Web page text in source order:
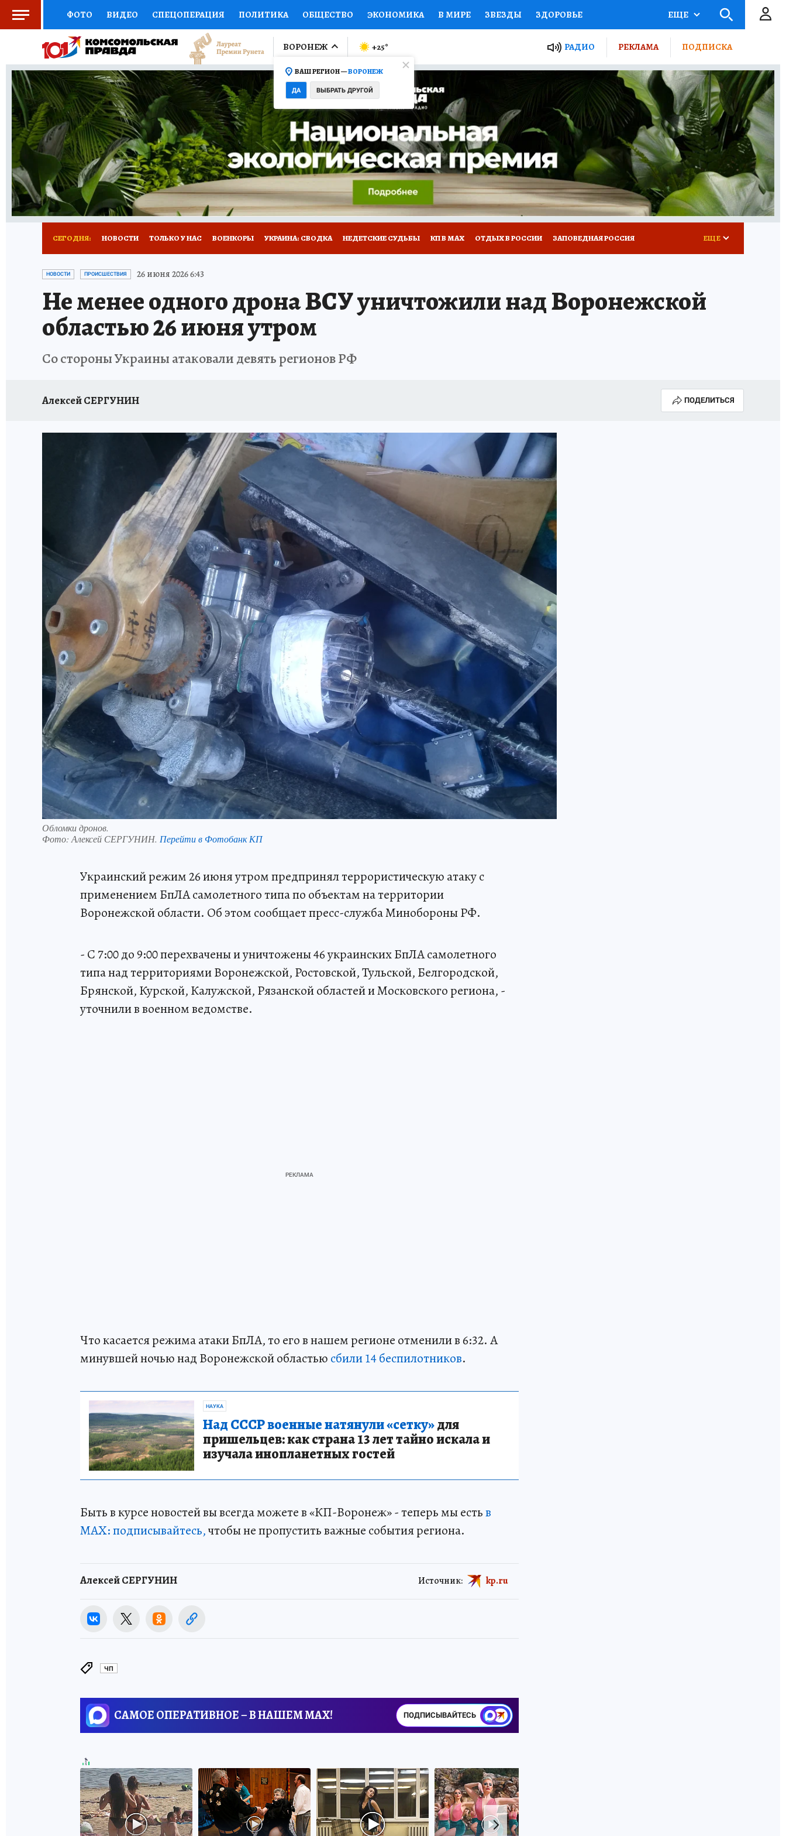
ФОТО ВИДЕО СПЕЦОПЕРАЦИЯ ПОЛИТИКА ОБЩЕСТВО ЭКОНОМИКА В МИРЕ ЗВЕЗДЫ ЗДОРОВЬЕ
СОЦПОДДЕРЖКА НАУКА СПОРТ КОЛУМНИСТЫ ПРОИСШЕСТВИЯ НАЦИОНАЛЬНЫЕ ПРОЕКТЫ РОССИИ
ВЫБОР ЭКСПЕРТОВ ДОКТОР ФИНАНСЫ ОТКРЫВАЕМ МИР Я ЗНАЮ СЕМЬЯ ЖЕНСКИЕ СЕКРЕТЫ ПУТЕВОДИТЕЛЬ
КНИЖНАЯ ПОЛКА ПРОГНОЗЫ НА СПОРТ ПРОМОКОДЫ СЕРИАЛЫ СПЕЦПРОЕКТЫ ДЕФИЦИТ ЖЕЛЕЗА ТУРИЗМ
ПРЕСС-ЦЕНТР НЕДВИЖИМОСТЬ ТЕЛЕВИЗОР КОЛЛЕКЦИИ КОНКУРСЫ РАБОТА У НАС ГИД ПОТРЕБИТЕЛЯ ВСЕ О КП
РАДИО КП РЕКЛАМА ТЕСТЫ НОВОЕ НА САЙТЕ
ЕЩЕ
ВОРОНЕЖ
ВАШ РЕГИОН —ВОРОНЕЖ
ДА ВЫБРАТЬ ДРУГОЙ
+25° РАДИО РЕКЛАМА ПОДПИСКА
СЕГОДНЯ: НОВОСТИ ТОЛЬКО У НАС ВОЕНКОРЫ УКРАИНА: СВОДКА НЕДЕТСКИЕ СУДЬБЫ КП В МАХ ОТДЫХ В РОССИИ ЗАПОВЕДНАЯ РОССИЯ
ПРОИСШЕСТВИЯ АФИША
ЕЩЕ
НОВОСТИ ПРОИСШЕСТВИЯ 26 июня 2026 6:43
Не менее одного дрона ВСУ уничтожили над Воронежской
областью 26 июня утром
Со стороны Украины атаковали девять регионов РФ
Алексей СЕРГУНИН ПОДЕЛИТЬСЯ
Обломки дронов.
Фото: Алексей СЕРГУНИН. Перейти в Фотобанк КП
Украинский режим 26 июня утром предпринял террористическую атаку с
применением БпЛА самолетного типа по объектам на территории
Воронежской области. Об этом сообщает пресс-служба Минобороны РФ.
- С 7:00 до 9:00 перехвачены и уничтожены 46 украинских БпЛА самолетного
типа над территориями Воронежской, Ростовской, Тульской, Белгородской,
Брянской, Курской, Калужской, Рязанской областей и Московского региона, -
уточнили в военном ведомстве.
Что касается режима атаки БпЛА, то его в нашем регионе отменили в 6:32. А
минувшей ночью над Воронежской областью сбили 14 беспилотников.
НАУКА
Над СССР военные натянули «сетку»для
пришельцев: как страна 13 лет тайно искала и
изучала инопланетных гостей
Быть в курсе новостей вы всегда можете в «КП-Воронеж» - теперь мы естьв
МАХ: подписывайтесь,чтобы не пропустить важные события региона.
Алексей СЕРГУНИН Источник: kp.ru
ЧП
САМОЕ ОПЕРАТИВНОЕ – В НАШЕМ MAX! ПОДПИСЫВАЙТЕСЬ